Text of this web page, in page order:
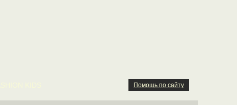
Помощь по сайту